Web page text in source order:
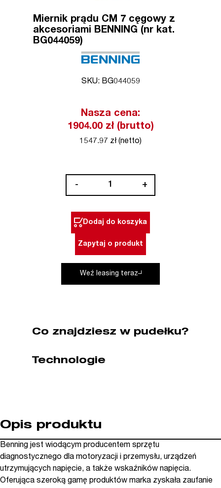
Miernik prądu CM 7 cęgowy z
akcesoriami BENNING (nr kat.
BG044059)
SKU: BG044059
Nasza cena:
1904.00 zł (brutto)
1547.97 zł (netto)
-
CM
cęgowy
akcesoriami
BENNING
(nr
+
Dodaj do koszyka
Zapytaj o produkt
Weź leasing teraz
Co znajdziesz w pudełku?
Technologie
Opis produktu
Benning jest wiodącym producentem sprzętu
diagnostycznego dla motoryzacji i przemysłu, urządzeń
utrzymujących napięcie, a także wskaźników napięcia.
Oferująca szeroką gamę produktów marka zyskała zaufanie